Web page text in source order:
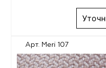
Арт. Meri 107